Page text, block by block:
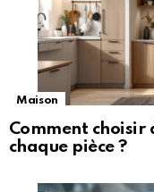
Maison
Comment choisir
chaque pièce ?